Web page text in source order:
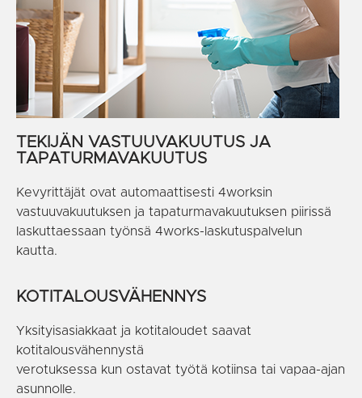
TEKIJÄN VASTUUVAKUUTUS JA
TAPATURMAVAKUUTUS
Kevyrittäjät ovat automaattisesti 4worksin
vastuuvakuutuksen ja tapaturmavakuutuksen piirissä
laskuttaessaan työnsä 4works-laskutuspalvelun
kautta.
KOTITALOUSVÄHENNYS
Yksityisasiakkaat ja kotitaloudet saavat
kotitalousvähennystä
verotuksessa kun ostavat työtä kotiinsa tai vapaa-ajan
asunnolle.